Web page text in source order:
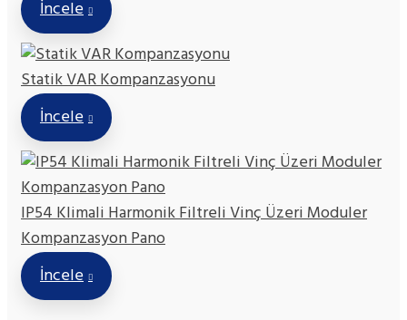
İncele
Statik VAR Kompanzasyonu
İncele
IP54 Klimali Harmonik Filtreli Vinç Üzeri Moduler
Kompanzasyon Pano
İncele